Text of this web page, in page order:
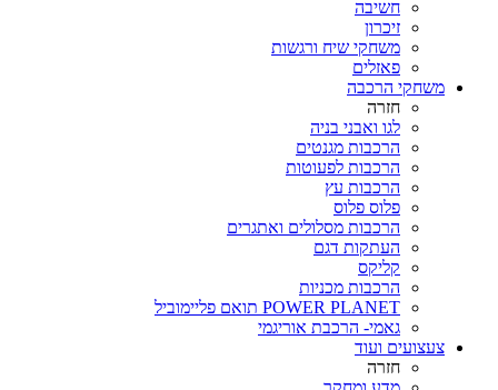
חשיבה
זיכרון
משחקי שיח ורגשות
פאזלים
משחקי הרכבה
חזרה
לגו ואבני בניה
הרכבות מגנטים
הרכבות לפעוטות
הרכבות עץ
פלוס פלוס
הרכבות מסלולים ואתגרים
העתקות דגם
קליקס
הרכבות מכניות
POWER PLANET תואם פליימוביל
גאמי- הרכבת אוריגמי
צעצועים ועוד
חזרה